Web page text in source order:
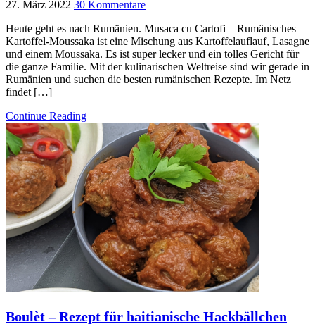
27. März 2022 30 Kommentare
Heute geht es nach Rumänien. Musaca cu Cartofi – Rumänisches
Kartoffel-Moussaka ist eine Mischung aus Kartoffelauflauf, Lasagne
und einem Moussaka. Es ist super lecker und ein tolles Gericht für
die ganze Familie. Mit der kulinarischen Weltreise sind wir gerade in
Rumänien und suchen die besten rumänischen Rezepte. Im Netz
findet […]
Continue Reading
Boulèt – Rezept für haitianische Hackbällchen